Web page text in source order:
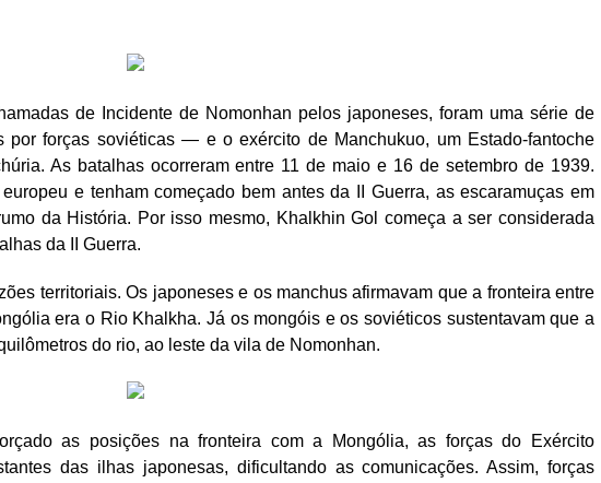
de Incidente de Nomonhan pelos japoneses, foram uma série de
forças soviéticas — e o exército de Manchukuo, um Estado-fantoche
As batalhas ocorreram entre 11 de maio e 16 de setembro de 1939.
e tenham começado bem antes da II Guerra, as escaramuças em
da História. Por isso mesmo, Khalkhin Gol começa a ser considerada
da II Guerra.
territoriais. Os japoneses e os manchus afirmavam que a fronteira entre
era o Rio Khalkha. Já os mongóis e os soviéticos sustentavam que a
do rio, ao leste da vila de Nomonhan.
as posições na fronteira com a Mongólia, as forças do Exército
das ilhas japonesas, dificultando as comunicações. Assim, forças